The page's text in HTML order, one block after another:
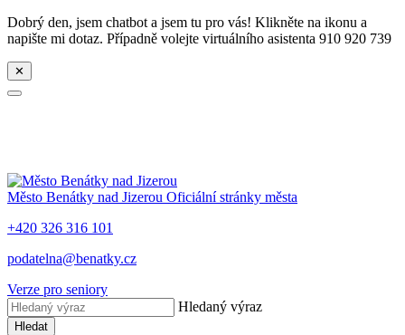
Dobrý den, jsem chatbot a jsem tu pro vás! Klikněte na ikonu a
napište mi dotaz. Případně volejte virtuálního asistenta 910 920 739
✕
Město Benátky nad Jizerou Oficiální stránky města
+420 326 316 101
podatelna@benatky.cz
Verze pro seniory
Hledaný výraz
Hledat